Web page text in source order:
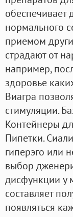
обеспечивает
нормального
приемом
страдают от
например,
здоровье
Виагра
стимуляции.
Контейнеры
Пипетки.
гиперэго или
выбор
дисфункции у
составляет
появляться